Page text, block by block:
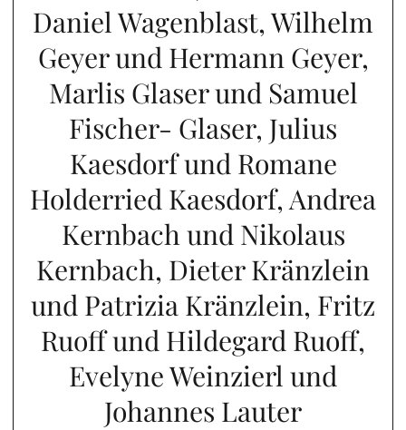
Daniel Wagenblast, Wilhelm
Geyer und Hermann Geyer,
Marlis Glaser und Samuel
Fischer- Glaser, Julius
Kaesdorf und Romane
Holderried Kaesdorf, Andrea
Kernbach und Nikolaus
Kernbach, Dieter Kränzlein
und Patrizia Kränzlein, Fritz
Ruoff und Hildegard Ruoff,
Evelyne Weinzierl und
Johannes Lauter